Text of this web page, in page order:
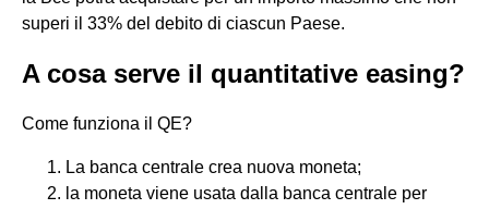
superi il 33% del debito di ciascun Paese.
A cosa serve il quantitative easing?
Come funziona il QE?
La banca centrale crea nuova moneta;
la moneta viene usata dalla banca centrale per